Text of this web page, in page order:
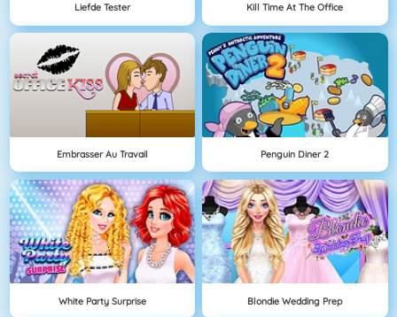
Liefde Tester Kill Time At The Office
Embrasser Au Travail Penguin Diner 2
White Party Surprise Blondie Wedding Prep